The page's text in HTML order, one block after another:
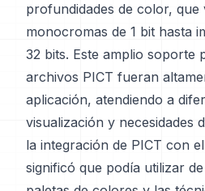
profundidades de color, que
monocromas de 1 bit hasta
32 bits. Este amplio soporte
archivos PICT fueran
aplicación, atendiendo a
visualización y necesidades
la integración de PICT con
significó que podía utilizar